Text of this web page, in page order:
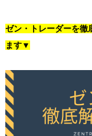
ゼン・トレーダーを徹
ます▼